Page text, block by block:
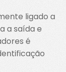
ligado a
a saída e
é